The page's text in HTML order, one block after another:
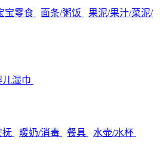
宝零食 面条/粥饭
果泥/果汁/菜泥/
儿湿巾
抚 暖奶/消毒 餐具 水壶/水杯